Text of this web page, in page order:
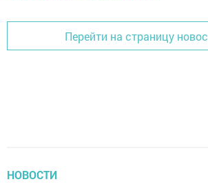
Перейти на страницу
НОВОСТИ